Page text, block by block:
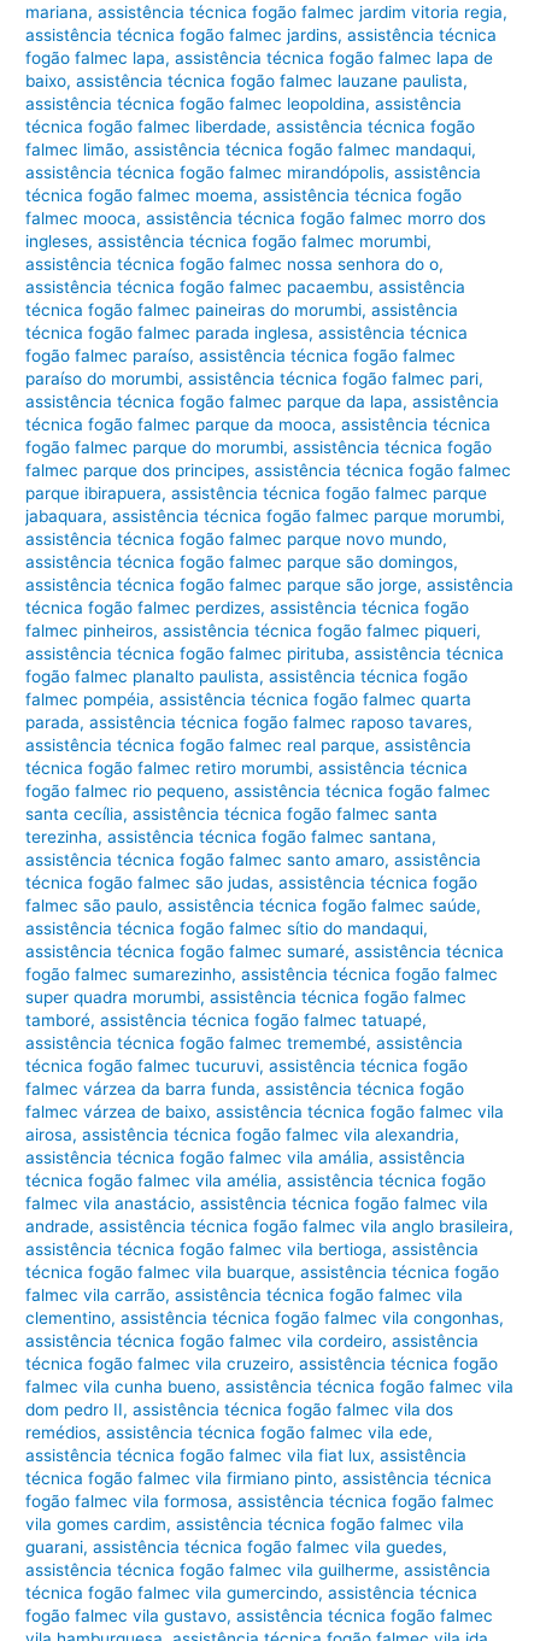
mariana,assistência técnica fogão falmec jardim vitoria regia,
assistência técnica fogão falmec jardins,assistência técnica
fogão falmec lapa,assistência técnica fogão falmec lapa de
baixo,assistência técnica fogão falmec lauzane paulista,
assistência técnica fogão falmec leopoldina,assistência
técnica fogão falmec liberdade,assistência técnica fogão
falmec limão,assistência técnica fogão falmec mandaqui,
assistência técnica fogão falmec mirandópolis,assistência
técnica fogão falmec moema,assistência técnica fogão
falmec mooca,assistência técnica fogão falmec morro dos
ingleses,assistência técnica fogão falmec morumbi,
assistência técnica fogão falmec nossa senhora do o,
assistência técnica fogão falmec pacaembu,assistência
técnica fogão falmec paineiras do morumbi,assistência
técnica fogão falmec parada inglesa,assistência técnica
fogão falmec paraíso,assistência técnica fogão falmec
paraíso do morumbi,assistência técnica fogão falmec pari,
assistência técnica fogão falmec parque da lapa,assistência
técnica fogão falmec parque da mooca,assistência técnica
fogão falmec parque do morumbi,assistência técnica fogão
falmec parque dos principes,assistência técnica fogão falmec
parque ibirapuera,assistência técnica fogão falmec parque
jabaquara,assistência técnica fogão falmec parque morumbi,
assistência técnica fogão falmec parque novo mundo,
assistência técnica fogão falmec parque são domingos,
assistência técnica fogão falmec parque são jorge,assistência
técnica fogão falmec perdizes,assistência técnica fogão
falmec pinheiros,assistência técnica fogão falmec piqueri,
assistência técnica fogão falmec pirituba,assistência técnica
fogão falmec planalto paulista,assistência técnica fogão
falmec pompéia,assistência técnica fogão falmec quarta
parada,assistência técnica fogão falmec raposo tavares,
assistência técnica fogão falmec real parque,assistência
técnica fogão falmec retiro morumbi,assistência técnica
fogão falmec rio pequeno,assistência técnica fogão falmec
santa cecília,assistência técnica fogão falmec santa
terezinha,assistência técnica fogão falmec santana,
assistência técnica fogão falmec santo amaro,assistência
técnica fogão falmec são judas,assistência técnica fogão
falmec são paulo,assistência técnica fogão falmec saúde,
assistência técnica fogão falmec sítio do mandaqui,
assistência técnica fogão falmec sumaré,assistência técnica
fogão falmec sumarezinho,assistência técnica fogão falmec
super quadra morumbi,assistência técnica fogão falmec
tamboré,assistência técnica fogão falmec tatuapé,
assistência técnica fogão falmec tremembé,assistência
técnica fogão falmec tucuruvi,assistência técnica fogão
falmec várzea da barra funda,assistência técnica fogão
falmec várzea de baixo,assistência técnica fogão falmec vila
airosa,assistência técnica fogão falmec vila alexandria,
assistência técnica fogão falmec vila amália,assistência
técnica fogão falmec vila amélia,assistência técnica fogão
falmec vila anastácio,assistência técnica fogão falmec vila
andrade,assistência técnica fogão falmec vila anglo brasileira,
assistência técnica fogão falmec vila bertioga,assistência
técnica fogão falmec vila buarque,assistência técnica fogão
falmec vila carrão,assistência técnica fogão falmec vila
clementino,assistência técnica fogão falmec vila congonhas,
assistência técnica fogão falmec vila cordeiro,assistência
técnica fogão falmec vila cruzeiro,assistência técnica fogão
falmec vila cunha bueno,assistência técnica fogão falmec vila
dom pedro II,assistência técnica fogão falmec vila dos
remédios,assistência técnica fogão falmec vila ede,
assistência técnica fogão falmec vila fiat lux,assistência
técnica fogão falmec vila firmiano pinto,assistência técnica
fogão falmec vila formosa,assistência técnica fogão falmec
vila gomes cardim,assistência técnica fogão falmec vila
guarani,assistência técnica fogão falmec vila guedes,
assistência técnica fogão falmec vila guilherme,assistência
técnica fogão falmec vila gumercindo,assistência técnica
fogão falmec vila gustavo,assistência técnica fogão falmec